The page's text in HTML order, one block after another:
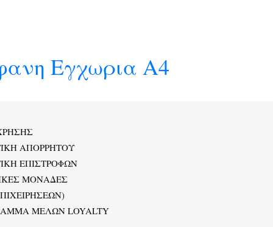
Εγχωρια Α4
ΑΠΟΡΡΗΤΟΥ
ΕΠΙΣΤΡΟΦΩΝ
ΜΟΝΑΔΕΣ
ΜΕΛΩΝ LOYALTY